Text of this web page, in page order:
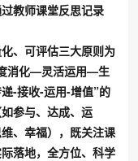
教师课堂反思记录
、可评估三大原则为
消化—灵活运用—生
-接收-运用-增值”的
参与、达成、运
、幸福），既关注课
落地，全方位、科学